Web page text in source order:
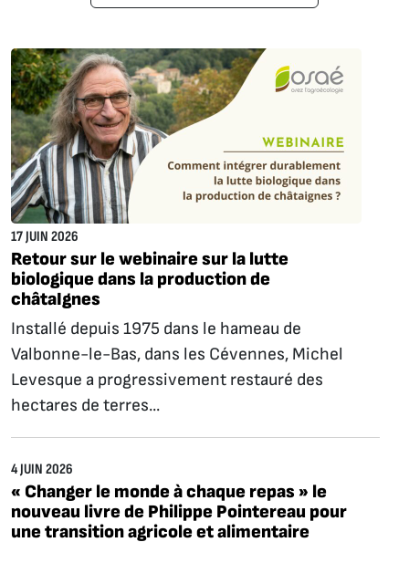
17 JUIN 2026
Retour sur le webinaire sur la lutte
biologique dans la production de
châtaIgnes
Installé depuis 1975 dans le hameau de
Valbonne-le-Bas, dans les Cévennes, Michel
Levesque a progressivement restauré des
hectares de terres...
4 JUIN 2026
« Changer le monde à chaque repas » le
nouveau livre de Philippe Pointereau pour
une transition agricole et alimentaire